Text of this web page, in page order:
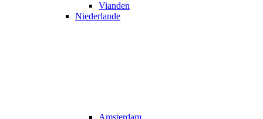
Vianden
Niederlande
Amsterdam